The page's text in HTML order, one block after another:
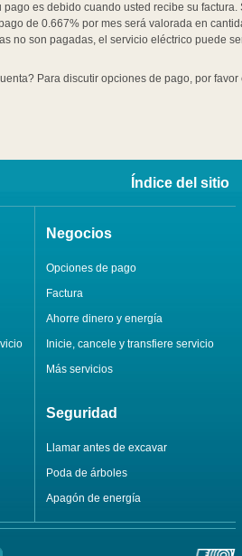
es debido cuando usted recibe su
de 0.667% por mes será valorada en
no son pagadas, el servicio eléctrico puede
Para discutir opciones de pago, por
Índice del sitio
Negocios
Opciones de pago
Factura
Ahorre dinero y energía
Inicie, cancele y transfiere servicio
Más servicios
Seguridad
Llamar antes de excavar
Poda de árboles
Apagón de energía